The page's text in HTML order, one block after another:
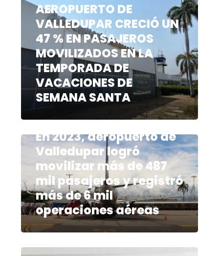
AEROPUERTO DE
VALLEDUPAR CRECIÓ UN
47 % EN PASAJEROS
MOVILIZADOS EN LA
TEMPORADA DE
VACACIONES DE
SEMANA SANTA
enero 12, 2024
En 2023, aeropuerto de
Valledupar logró
movilizar más de 487
mil pasajeros y registró
más de 6 mil
operaciones aéreas